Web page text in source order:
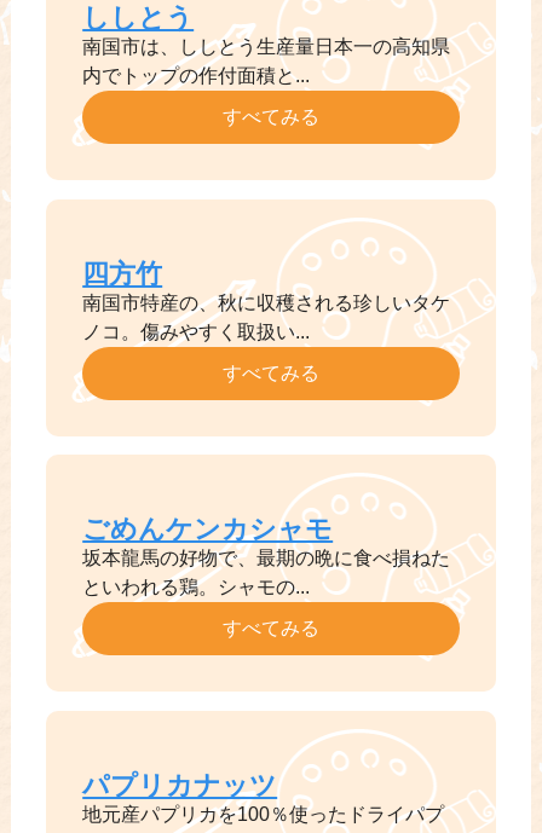
ししとう
南国市は、ししとう生産量日本一の高知県
内でトップの作付面積と...
すべてみる
四方竹
南国市特産の、秋に収穫される珍しいタケ
ノコ。傷みやすく取扱い...
すべてみる
ごめんケンカシャモ
坂本龍馬の好物で、最期の晩に食べ損ねた
といわれる鶏。シャモの...
すべてみる
パプリカナッツ
地元産パプリカを100％使ったドライパプ